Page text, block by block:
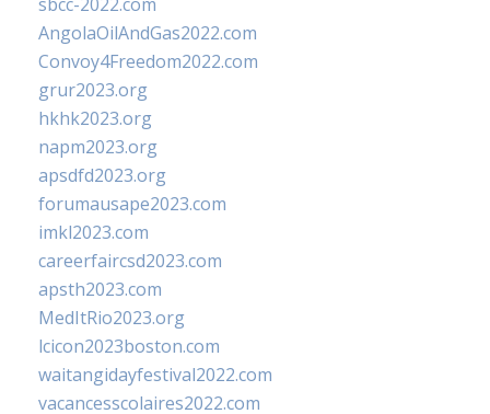
AngolaOilAndGas2022.com
Convoy4Freedom2022.com
grur2023.org
hkhk2023.org
napm2023.org
apsdfd2023.org
forumausape2023.com
imkl2023.com
careerfaircsd2023.com
apsth2023.com
MedItRio2023.org
lcicon2023boston.com
waitangidayfestival2022.com
vacancesscolaires2022.com